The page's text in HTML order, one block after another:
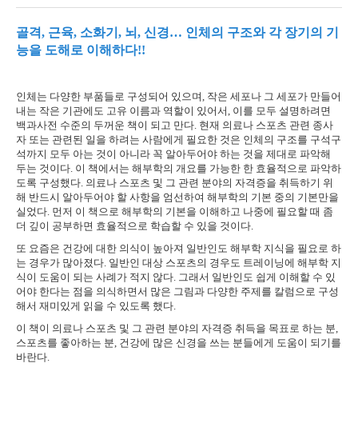
골격, 근육, 소화기, 뇌, 신경… 인체의 구조와 각 장기의 기
능을 도해로 이해하다!!
인체는 다양한 부품들로 구성되어 있으며, 작은 세포나 그 세포가 만들어
내는 작은 기관에도 고유 이름과 역할이 있어서, 이를 모두 설명하려면
백과사전 수준의 두꺼운 책이 되고 만다. 현재 의료나 스포츠 관련 종사
자 또는 관련된 일을 하려는 사람에게 필요한 것은 인체의 구조를 구석구
석까지 모두 아는 것이 아니라 꼭 알아두어야 하는 것을 제대로 파악해
두는 것이다. 이 책에서는 해부학의 개요를 가능한 한 효율적으로 파악하
도록 구성했다. 의료나 스포츠 및 그 관련 분야의 자격증을 취득하기 위
해 반드시 알아두어야 할 사항을 엄선하여 해부학의 기본 중의 기본만을
실었다. 먼저 이 책으로 해부학의 기본을 이해하고 나중에 필요할 때 좀
더 깊이 공부하면 효율적으로 학습할 수 있을 것이다.
또 요즘은 건강에 대한 의식이 높아져 일반인도 해부학 지식을 필요로 하
는 경우가 많아졌다. 일반인 대상 스포츠의 경우도 트레이닝에 해부학 지
식이 도움이 되는 사례가 적지 않다. 그래서 일반인도 쉽게 이해할 수 있
어야 한다는 점을 의식하면서 많은 그림과 다양한 주제를 칼럼으로 구성
해서 재미있게 읽을 수 있도록 했다.
이 책이 의료나 스포츠 및 그 관련 분야의 자격증 취득을 목표로 하는 분,
스포츠를 좋아하는 분, 건강에 많은 신경을 쓰는 분들에게 도움이 되기를
바란다.